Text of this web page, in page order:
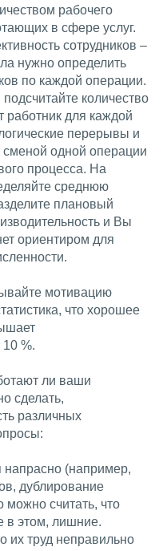
рабочего
в сфере услуг.
сотрудников –
нужно определить
по каждой операции.
количество
работник для каждой
перерывы и
сменой одной операции
процесса. На
среднюю
плановый
и Вы
ориентиром для
мотивацию
что хорошее
10 %.
ли ваши
сделать,
различных
(например,
дублирование
можно считать, что
в этом, лишние.
их труд неправильно